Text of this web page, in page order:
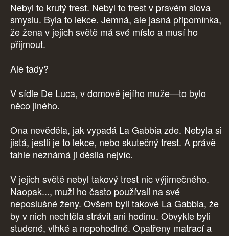
Nebyl to krutý trest. Nebyl to trest v pravém slova
smyslu. Byla to lekce. Jemná, ale jasná připomínka,
že žena v jejich světě má své místo a musí ho
přijmout.
Ale tady?
V sídle De Luca, v domově jejího muže—to bylo
něco jiného.
Ona nevěděla, jak vypadá La Gabbia zde. Nebyla si
jistá, jestli je to lekce, nebo skutečný trest. A právě
tahle neznámá ji děsila nejvíc.
V jejich světě nebyl takový trest nic výjimečného.
Naopak..., muži ho často používali na své
neposlušné ženy. Ovšem byli takové La Gabbia, že
by v nich nechtěla strávit ani hodinu. Obvykle byli
studené, vlhké a nepohodlné. Opatřeny matrací a